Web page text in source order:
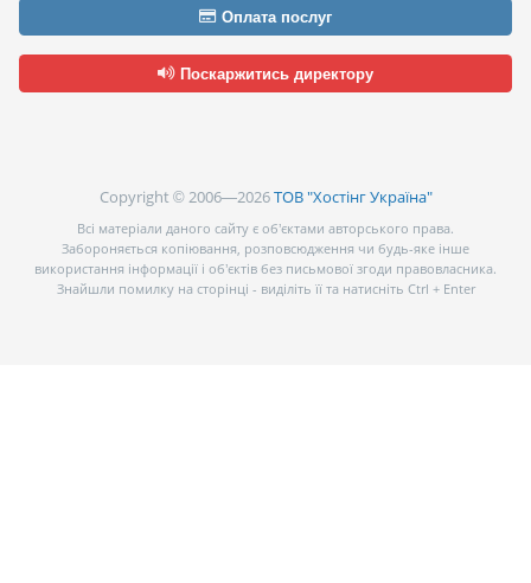
Оплата послуг
Поскаржитись директору
Copyright © 2006—2026ТОВ "Хостінг Україна"
Всі матеріали даного сайту є об’єктами авторського права.
Забороняється копіювання, розповсюдження чи будь-яке інше
використання інформації і об’єктів без письмової згоди правовласника.
Знайшли помилку на сторінці - виділіть її та натисніть Ctrl + Enter